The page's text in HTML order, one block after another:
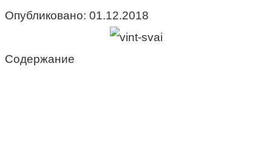
Опубликовано: 01.12.2018
Содержание